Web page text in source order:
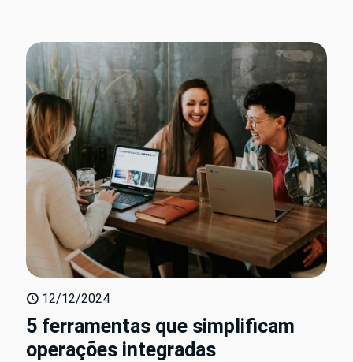
12/12/2024
5 ferramentas que simplificam
operações integradas